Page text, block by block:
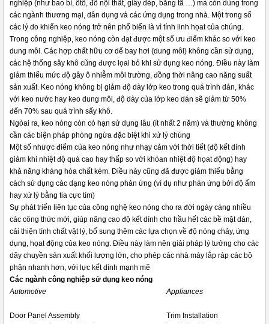
nghiệp (như bao bì, ôtô, đồ nội thất, giầy dép, băng tã …) mà còn dùng trong
các ngành thương mại, dân dụng và các ứng dụng trong nhà. Một trong số
các lý do khiển keo nóng trở nên phổ biến là vì tính linh họat của chúng.
Trong công nghiệp, keo nóng còn đạt được một số ưu điểm khác so với keo
dung môi. Các hợp chất hữu cơ dể bay hơi (dung môi) không cần sử dụng,
các hệ thống sây khô cũng được lọai bỏ khi sử dụng keo nóng. Điều này làm
giảm thiểu mức độ gây ô nhiễm môi trường, đồng thời nâng cao năng suất
sản xuất. Keo nóng không bị giảm độ dày lớp keo trong quá trình dán, khác
với keo nước hay keo dung môi, độ dày của lớp keo dán sẽ giảm từ 50%
đến 70% sau quá trình sấy khô.
Ngòai ra, keo nóng còn có hạn sử dụng lâu (ít nhất 2 năm) và thường không
cần các biện pháp phòng ngừa đặc biệt khi xử lý chúng
Một số nhược điểm của keo nóng như nhạy cảm với thời tiết (độ kết dính
giảm khi nhiệt độ quá cao hay thấp so với khỏan nhiệt độ họat động) hay
khả năng kháng hóa chất kém. Điều này cũng đã được giảm thiểu bằng
cách sử dụng các dạng keo nóng phản ứng (ví dụ như phản ứng bởi độ ẩm
hay xử lý bằng tia cực tím)
Sự phát triển liên tục của công nghệ keo nóng cho ra đời ngày càng nhiều
các công thức mới, giúp nâng cao độ kết dính cho hầu hết các bề mặt dán,
cải thiện tính chất vật lý, bổ sung thêm các lựa chọn về độ nóng chảy, ứng
dụng, họat động của keo nóng. Điều này làm nên giải pháp lý tưởng cho các
dây chuyền sản xuất khối lượng lớn, cho phép các nhà máy lắp ráp các bộ
phận nhanh hơn, với lực kết dính mạnh mẽ
Các ngành công nghiệp sử dụng keo nóng
Automotive
Door Panel Assembly
Appliances
Trim Installation